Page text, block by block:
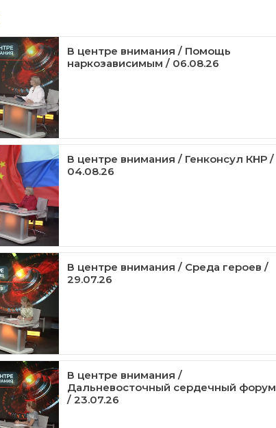
В центре внимания / Помощь
наркозависимым / 06.08.26
В центре внимания / Генконсул КНР /
04.08.26
В центре внимания / Среда героев /
29.07.26
В центре внимания /
Дальневосточный сердечный форум
/ 23.07.26